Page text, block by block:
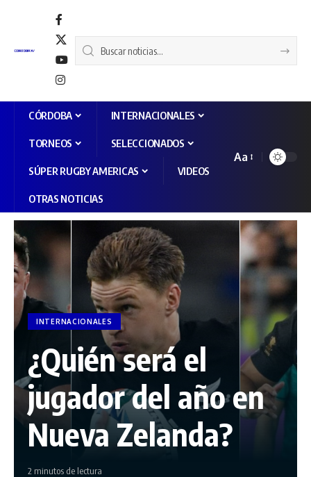
CÓRDOBA INTERNACIONALES
TORNEOS SELECCIONADOS
SÚPER RUGBY AMERICAS VIDEOS
OTRAS NOTICIAS
Aa
INTERNACIONALES
¿Quién será el
jugador del año en
Nueva Zelanda?
2 minutos de lectura